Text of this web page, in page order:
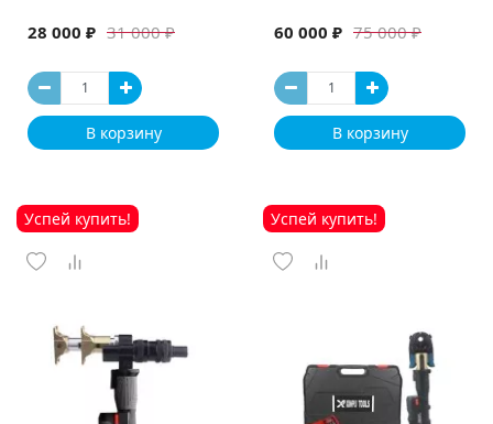
машина
31 000 ₽
28 000 ₽
В корзину
75 000 ₽
60 000 ₽
В корзину
Успей купить! Успей купить!